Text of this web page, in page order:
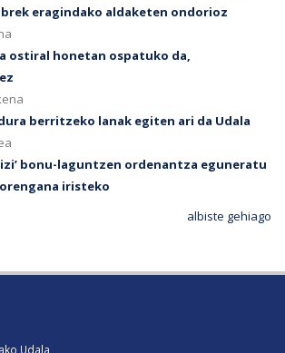
eragindako aldaketen ondorioz
ostiral honetan ospatuko da,
berritzeko lanak egiten ari da Udala
bonu-laguntzen ordenantza eguneratu
iristeko
albiste gehiago
Udala